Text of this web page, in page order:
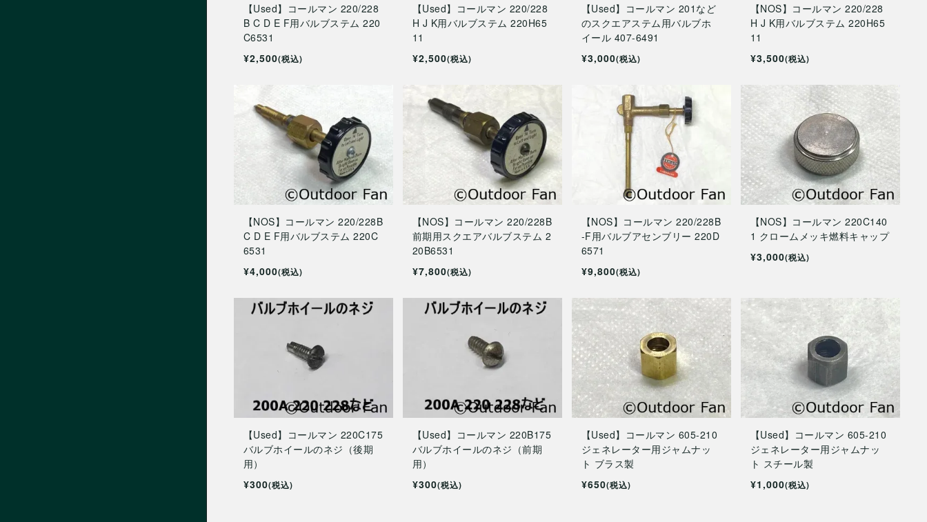
【Used】コールマン 220/228
B C D E F用バルブステム 220
C6531
¥2,500(税込)
【Used】コールマン 220/228
H J K用バルブステム 220H65
11
¥2,500(税込)
【Used】コールマン 201など
のスクエアステム用バルブホ
イール 407-6491
¥3,000(税込)
【NOS】コールマン 220/228
H J K用バルブステム 220H65
11
¥3,500(税込)
【NOS】コールマン 220/228B
C D E F用バルブステム 220C
6531
¥4,000(税込)
【NOS】コールマン 220/228B
前期用スクエアバルブステム 2
20B6531
¥7,800(税込)
【NOS】コールマン 220/228B
-F用バルブアセンブリー 220D
6571
¥9,800(税込)
【NOS】コールマン 220C140
1 クロームメッキ燃料キャップ
¥3,000(税込)
【Used】コールマン 220C175
バルブホイールのネジ（後期
用）
¥300(税込)
【Used】コールマン 220B175
バルブホイールのネジ（前期
用）
¥300(税込)
【Used】コールマン 605-210
ジェネレーター用ジャムナッ
ト ブラス製
¥650(税込)
【Used】コールマン 605-210
ジェネレーター用ジャムナッ
ト スチール製
¥1,000(税込)